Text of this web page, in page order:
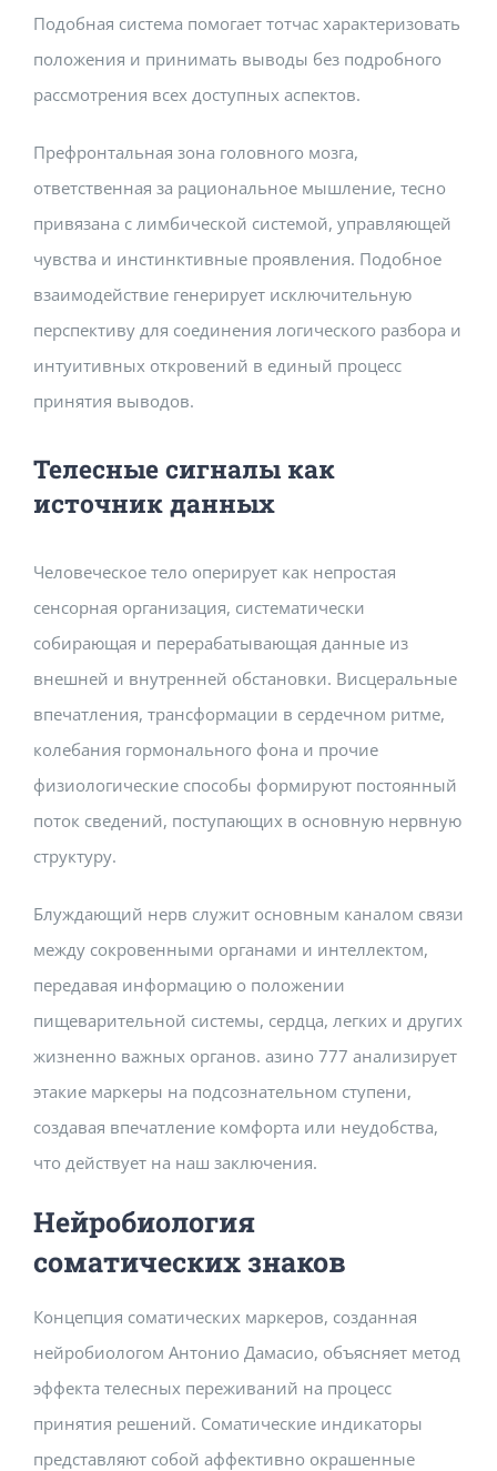
Подобная система помогает тотчас характеризовать
положения и принимать выводы без подробного
рассмотрения всех доступных аспектов.
Префронтальная зона головного мозга,
ответственная за рациональное мышление, тесно
привязана с лимбической системой, управляющей
чувства и инстинктивные проявления. Подобное
взаимодействие генерирует исключительную
перспективу для соединения логического разбора и
интуитивных откровений в единый процесс
принятия выводов.
Телесные сигналы как
источник данных
Человеческое тело оперирует как непростая
сенсорная организация, систематически
собирающая и перерабатывающая данные из
внешней и внутренней обстановки. Висцеральные
впечатления, трансформации в сердечном ритме,
колебания гормонального фона и прочие
физиологические способы формируют постоянный
поток сведений, поступающих в основную нервную
структуру.
Блуждающий нерв служит основным каналом связи
между сокровенными органами и интеллектом,
передавая информацию о положении
пищеварительной системы, сердца, легких и других
жизненно важных органов. азино 777 анализирует
этакие маркеры на подсознательном ступени,
создавая впечатление комфорта или неудобства,
что действует на наш заключения.
Нейробиология
соматических знаков
Концепция соматических маркеров, созданная
нейробиологом Антонио Дамасио, объясняет метод
эффекта телесных переживаний на процесс
принятия решений. Соматические индикаторы
представляют собой аффективно окрашенные